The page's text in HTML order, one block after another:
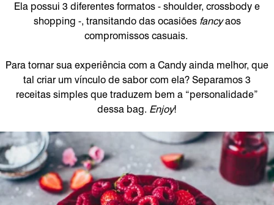
Ela possui 3 diferentes formatos - shoulder, crossbody e
shopping -, transitando das ocasiões fancyaos
compromissos casuais.
Para tornar sua experiência com a Candy ainda melhor, que
tal criar um vínculo de sabor com ela? Separamos 3
receitas simples que traduzem bem a “personalidade”
dessa bag. Enjoy!